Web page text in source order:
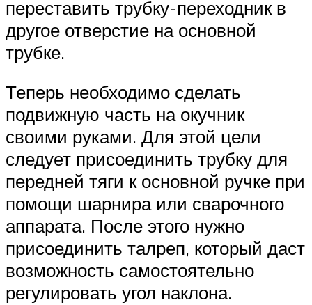
переставить трубку-переходник в
другое отверстие на основной
трубке.
Теперь необходимо сделать
подвижную часть на окучник
своими руками. Для этой цели
следует присоединить трубку для
передней тяги к основной ручке при
помощи шарнира или сварочного
аппарата. После этого нужно
присоединить талреп, который даст
возможность самостоятельно
регулировать угол наклона.